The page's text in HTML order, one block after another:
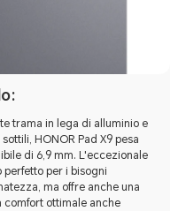
trama in lega di alluminio e
HONOR Pad X9 pesa
di 6,9 mm. L'eccezionale
per i bisogni
ma offre anche una
comfort ottimale anche